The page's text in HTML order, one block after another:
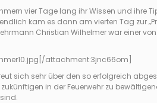
vier Tage lang ihr Wissen und ihre
kam es dann am vierten Tag zur
Christian Wilhelmer war einer
[/attachment:3jnc66om]
sich sehr über den so erfolgreich
in der Feuerwehr zu